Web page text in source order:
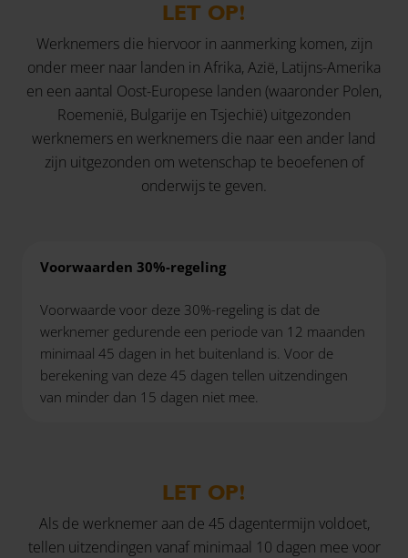
LET OP!
Werknemers die hiervoor in aanmerking komen, zijn
onder meer naar landen in Afrika, Azië, Latijns-Amerika
en een aantal Oost-Europese landen (waaronder Polen,
Roemenië, Bulgarije en Tsjechië) uitgezonden
werknemers en werknemers die naar een ander land
zijn uitgezonden om wetenschap te beoefenen of
onderwijs te geven.
Voorwaarden 30%-regeling
Voorwaarde voor deze 30%-regeling is dat de
werknemer gedurende een periode van 12 maanden
minimaal 45 dagen in het buitenland is. Voor de
berekening van deze 45 dagen tellen uitzendingen
van minder dan 15 dagen niet mee.
LET OP!
Als de werknemer aan de 45 dagentermijn voldoet,
tellen uitzendingen vanaf minimaal 10 dagen mee voor